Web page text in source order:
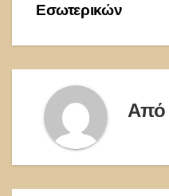
Εσωτερικών
Από